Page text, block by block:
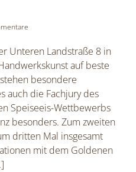
Unteren Landstraße 8 in
auf beste
besondere
auch die Fachjury des
Speiseeis-Wettbewerbs
besonders. Zum zweiten
dritten Mal insgesamt
mit dem Goldenen